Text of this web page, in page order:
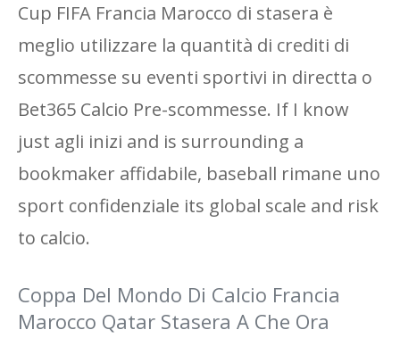
Cup FIFA Francia Marocco di stasera è
meglio utilizzare la quantità di crediti di
scommesse su eventi sportivi in ​​directta o
Bet365 Calcio Pre-scommesse. If I know
just agli inizi and is surrounding a
bookmaker affidabile, baseball rimane uno
sport confidenziale its global scale and risk
to calcio.
Coppa Del Mondo Di Calcio Francia
Marocco Qatar Stasera A Che Ora